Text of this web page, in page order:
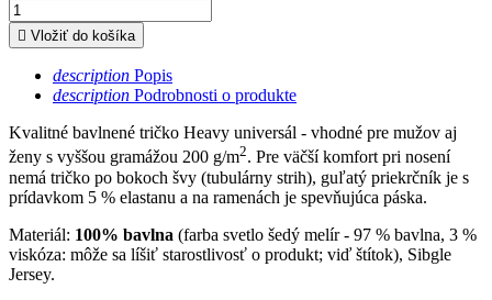
 Vložiť do košíka
description Popis
description Podrobnosti o produkte
Kvalitné bavlnené tričko Heavy universál - vhodné pre mužov aj
ženy s vyššou gramážou 200 g/m2. Pre väčší komfort pri nosení
nemá tričko po bokoch švy (tubulárny strih), guľatý priekrčník je s
prídavkom 5 % elastanu a na ramenách je spevňujúca páska.
Materiál: 100% bavlna (farba svetlo šedý melír - 97 % bavlna, 3 %
viskóza: môže sa líšiť starostlivosť o produkt; viď štítok), Sibgle
Jersey.